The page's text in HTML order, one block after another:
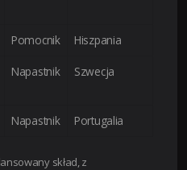
Pomocnik Hiszpania
Napastnik Szwecja
Napastnik Portugalia
skład, z